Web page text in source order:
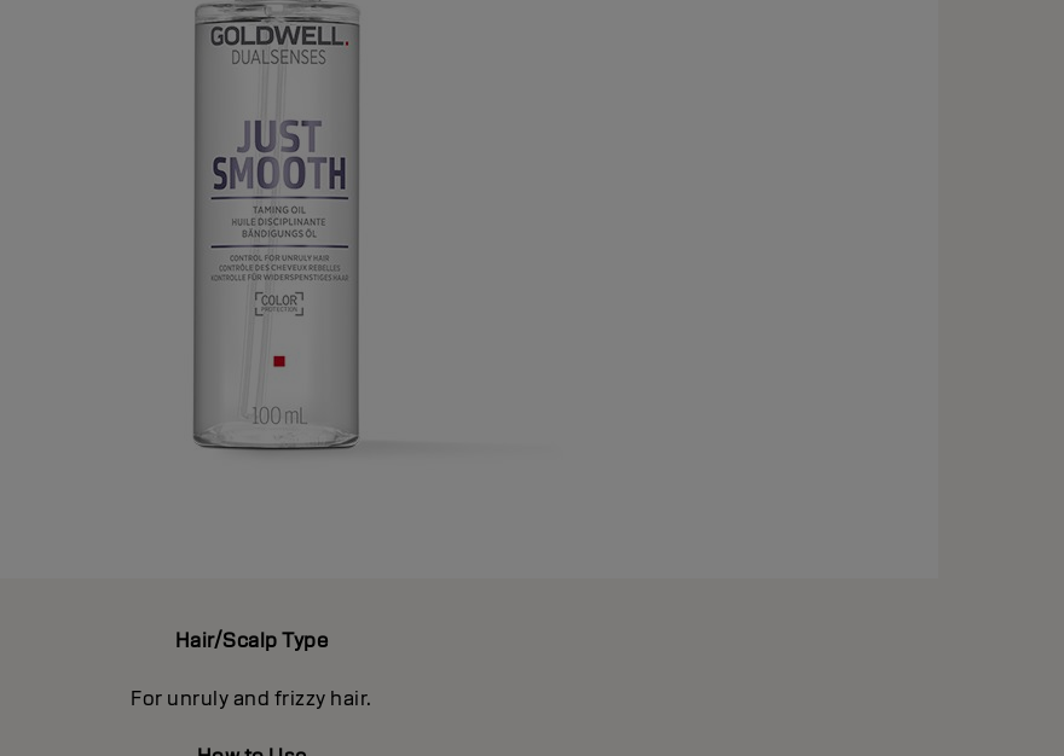
Hair/Scalp Type
For unruly and frizzy hair.